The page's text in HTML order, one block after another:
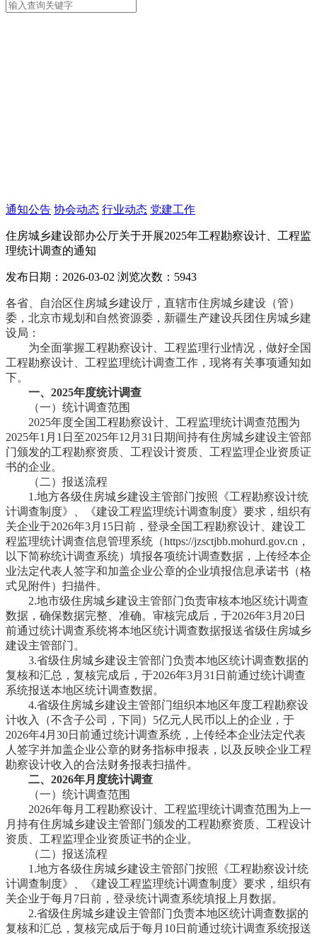
通知公告 协会动态 行业动态 党建工作
住房城乡建设部办公厅关于开展2025年工程勘察设计、工程监
理统计调查的通知
发布日期：2026-03-02 浏览次数：5943
各省、自治区住房城乡建设厅，直辖市住房城乡建设（管）
委，北京市规划和自然资源委，新疆生产建设兵团住房城乡建
设局：
为全面掌握工程勘察设计、工程监理行业情况，做好全国
工程勘察设计、工程监理统计调查工作，现将有关事项通知如
下。
一、2025年度统计调查
（一）统计调查范围
2025年度全国工程勘察设计、工程监理统计调查范围为
2025年1月1日至2025年12月31日期间持有住房城乡建设主管部
门颁发的工程勘察资质、工程设计资质、工程监理企业资质证
书的企业。
（二）报送流程
1.地方各级住房城乡建设主管部门按照《工程勘察设计统
计调查制度》、《建设工程监理统计调查制度》要求，组织有
关企业于2026年3月15日前，登录全国工程勘察设计、建设工
程监理统计调查信息管理系统（https://jzsctjbb.mohurd.gov.cn，
以下简称统计调查系统）填报各项统计调查数据，上传经本企
业法定代表人签字和加盖企业公章的企业填报信息承诺书（格
式见附件）扫描件。
2.地市级住房城乡建设主管部门负责审核本地区统计调查
数据，确保数据完整、准确。审核完成后，于2026年3月20日
前通过统计调查系统将本地区统计调查数据报送省级住房城乡
建设主管部门。
3.省级住房城乡建设主管部门负责本地区统计调查数据的
复核和汇总，复核完成后，于2026年3月31日前通过统计调查
系统报送本地区统计调查数据。
4.省级住房城乡建设主管部门组织本地区年度工程勘察设
计收入（不含子公司，下同）5亿元人民币以上的企业，于
2026年4月30日前通过统计调查系统，上传经本企业法定代表
人签字并加盖企业公章的财务指标申报表，以及反映企业工程
勘察设计收入的合法财务报表扫描件。
二、2026年月度统计调查
（一）统计调查范围
2026年每月工程勘察设计、工程监理统计调查范围为上一
月持有住房城乡建设主管部门颁发的工程勘察资质、工程设计
资质、工程监理企业资质证书的企业。
（二）报送流程
1.地方各级住房城乡建设主管部门按照《工程勘察设计统
计调查制度》、《建设工程监理统计调查制度》要求，组织有
关企业于每月7日前，登录统计调查系统填报上月数据。
2.省级住房城乡建设主管部门负责本地区统计调查数据的
复核和汇总，复核完成后于每月10日前通过统计调查系统报送